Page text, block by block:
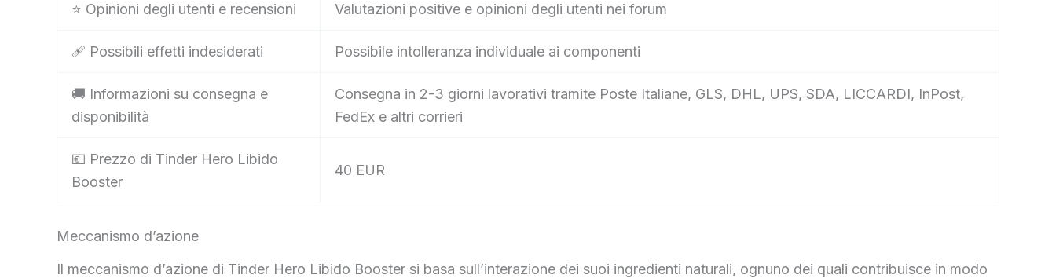
⭐ Opinioni degli utenti e recensioni Valutazioni positive e opinioni degli utenti nei forum
🩹 Possibili effetti indesiderati Possibile intolleranza individuale ai componenti
🚚 Informazioni su consegna e
disponibilità
Consegna in 2-3 giorni lavorativi tramite Poste Italiane, GLS, DHL, UPS, SDA, LICCARDI, InPost,
FedEx e altri corrieri
💶 Prezzo di Tinder Hero Libido
Booster
40 EUR
Meccanismo d’azione
Il meccanismo d’azione di Tinder Hero Libido Booster si basa sull’interazione dei suoi ingredienti naturali, ognuno dei quali contribuisce in modo